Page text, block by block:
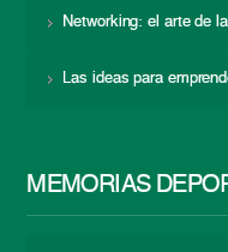
Networking: el arte de
Las ideas para
MEMORIAS